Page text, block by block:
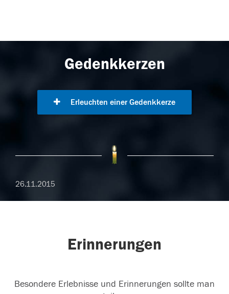
Gedenkkerzen
Erleuchten einer Gedenkkerze
26.11.2015
Erinnerungen
Besondere Erlebnisse und Erinnerungen sollte man